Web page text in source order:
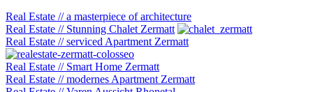
Real Estate // a masterpiece of architecture
Real Estate // Stunning Chalet Zermatt
Real Estate // serviced Apartment Zermatt
Real Estate // Smart Home Zermatt
Real Estate // modernes Apartment Zermatt